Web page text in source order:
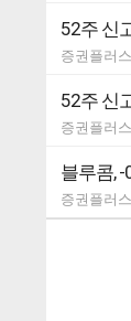
52주 신
증권플러스
52주 신
증권플러스
블루콤,
증권플러스